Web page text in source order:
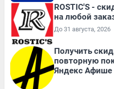
ROSTIC'S -
на любой
До 31 августа, 2026
Получить
повторную
Яндекс Афише